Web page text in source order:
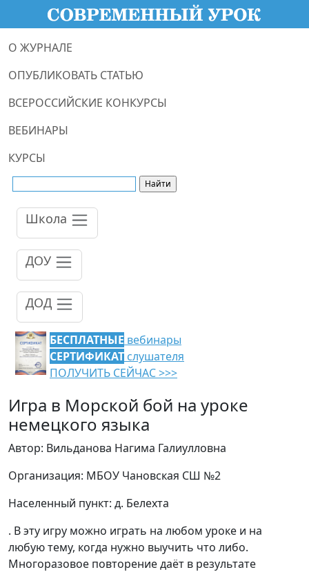
О ЖУРНАЛЕ
ОПУБЛИКОВАТЬ СТАТЬЮ
ВСЕРОССИЙСКИЕ КОНКУРСЫ
ВЕБИНАРЫ
КУРСЫ
Школа
ДОУ
ДОД
БЕСПЛАТНЫЕ вебинары
СЕРТИФИКАТ слушателя
ПОЛУЧИТЬ СЕЙЧАС >>>
Игра в Морской бой на уроке
немецкого языка
Автор: Вильданова Нагима Галиулловна
Организация: МБОУ Чановская СШ №2
Населенный пункт: д. Белехта
. В эту игру можно играть на любом уроке и на
любую тему, когда нужно выучить что либо.
Многоразовое повторение даёт в результате